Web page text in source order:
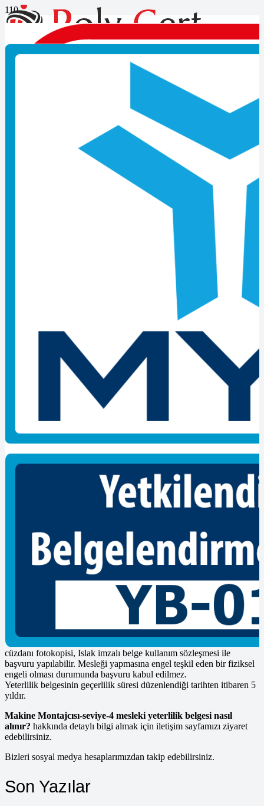
Makine Montajcısı-seviye-4
mesleki yeterlilik belgesi nasıl
Makine Montajcısı-seviye-4 mesleki yeterlilik belgesi nasıl
İş sağlığı ve güvenliği önlemlerini alarak, çevre koruma mevzuatı,
kalite yönetim sistemi ve üretime ilişkin dokümanlara uygun olarak,
çalışma yerini düzenleyen, gerekli takım ve aparatlar ile montajı
yapılacak ünite ve parçaları hazırlayan, makineyi oluşturan ünite ve
iş emirlerine ve montaj talimatlarına göre birleştiren, montaj
işlemlerinde tespit edilen hata ve uygunsuzlukları gideren, ölçü ve
ayar aletleri ile test eden ve sonuçları raporlayan kişidir.
Makine Montajcısı-seviye-4 mesleki yeterlilik belgesi nasıl
Mesleğinde çalışan veya çalışmak isteyen bireylerin bu meslek için
beceri ve yetkinliklere sahip olup olmadığını ölçmek,
değerlendirmek ve yeterliliklerini belgelendirmek amacıyla
Yeterlilik Birimlerinde yer alan başarım ölçütleri, özelliklerine göre
teorik sınav veya performans sınavı uygulanarak ölçülür ve
Yeterlilik birimlerinde teorik sınav ve/veya performans sınavı
uygulanarak ölçülen başarım ölçütlerinin değerlendirmesi ayrı ayrı
Teorik sınav uygulanan yeterlilik birimlerinden başarılı sayılmak
için; adayın teorik sınavdaki toplam puanının, yeterlilik birimlerinin
ölçme ve değerlendirilmesine
ilişkin açıklamalarında (Bölüm 8’de) öngörülen değerlerde olması
Performans sınavı uygulanan yeterlilik birimlerinden başarılı
sayılmak için; uygulama sınav kontrol listesinde aday tarafından
başarılması zorunlu kritik adımlar belirlenir.
genelinden asgari % 80 başarı göstermesi gerekir.
Makine Montajcısı-seviye-4 olarak MYK kurumu tarafından
belirlenen meslek grubundan belge alınabilmesi için kurum
tarafından yetkilendirilmiş
kuruluşlara başvuruda bulunulması gereklidir. MYK tarafından
yetkilendirilen Poly Belgelendirme kuruluşuna,
makine montajcısı mesleki yeterlilik belgesi almak için başvuruda
Ön şart yoktur. Islak imzalı başvuru formu, Banka Dekontu, Nüfus
cüzdanı fotokopisi, Islak imzalı belge kullanım sözleşmesi ile
başvuru yapılabilir. Mesleği yapmasına engel teşkil eden bir fiziksel
engeli olması durumunda başvuru kabul edilmez.
Yeterlilik belgesinin geçerlilik süresi düzenlendiği tarihten itibaren 5
yıldır.
Makine Montajcısı-seviye-4 mesleki yeterlilik belgesi nasıl
alınır? hakkında detaylı bilgi almak için iletişim sayfamızı ziyaret
edebilirsiniz.
Bizleri sosyal medya hesaplarımızdan takip edebilirsiniz.
Son Yazılar